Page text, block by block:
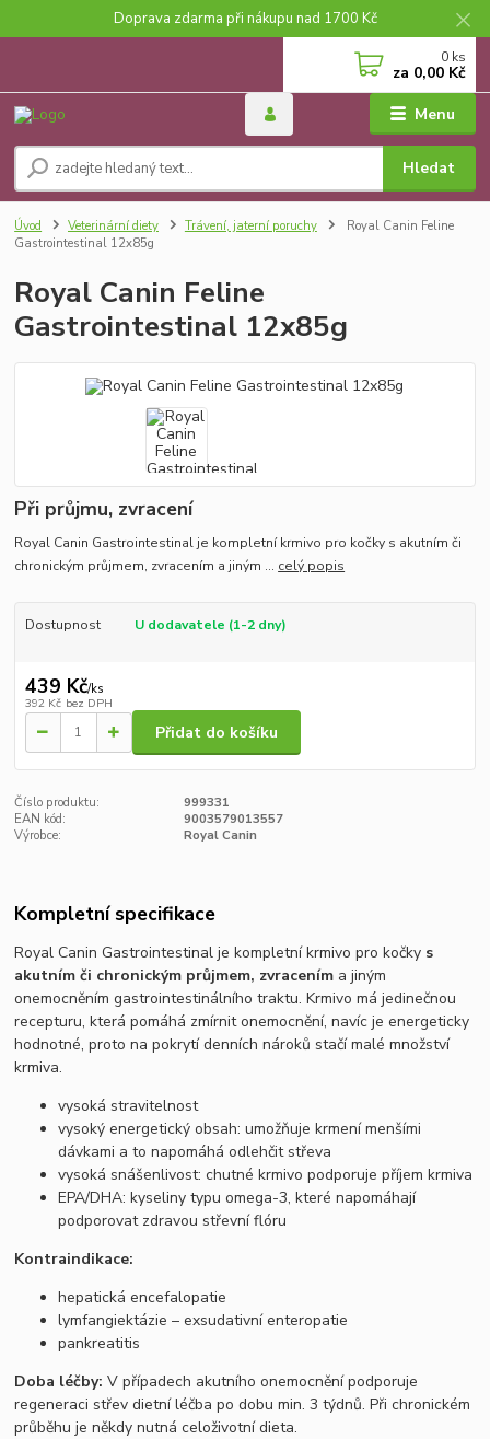
Doprava zdarma při nákupu nad 1700 Kč
Menu
Hledat
0 ks
za 0,00 Kč
Úvod Veterinární diety Trávení, jaterní poruchy
Royal Canin Feline
Gastrointestinal 12x85g
Royal Canin Feline
Gastrointestinal 12x85g
Při průjmu, zvracení
Royal Canin Gastrointestinal je kompletní krmivo pro kočky s akutním či
chronickým průjmem, zvracením a jiným ... celý popis
Dostupnost U dodavatele (1-2 dny)
439 Kč/ks
392 Kč bez DPH
Přidat do košíku
Číslo produktu:
999331
EAN kód:
9003579013557
Výrobce:
Royal Canin
Kompletní specifikace
Royal Canin Gastrointestinal je kompletní krmivo pro kočky s
akutním či chronickým průjmem, zvracením a jiným
onemocněním gastrointestinálního traktu. Krmivo má jedinečnou
recepturu, která pomáhá zmírnit onemocnění, navíc je energeticky
hodnotné, proto na pokrytí denních nároků stačí malé množství
krmiva.
vysoká stravitelnost
vysoký energetický obsah: umožňuje krmení menšími
dávkami a to napomáhá odlehčit střeva
vysoká snášenlivost: chutné krmivo podporuje příjem krmiva
EPA/DHA: kyseliny typu omega-3, které napomáhají
podporovat zdravou střevní flóru
Kontraindikace:
hepatická encefalopatie
lymfangiektázie – exsudativní enteropatie
pankreatitis
Doba léčby: V případech akutního onemocnění podporuje
regeneraci střev dietní léčba po dobu min. 3 týdnů. Při chronickém
průběhu je někdy nutná celoživotní dieta.